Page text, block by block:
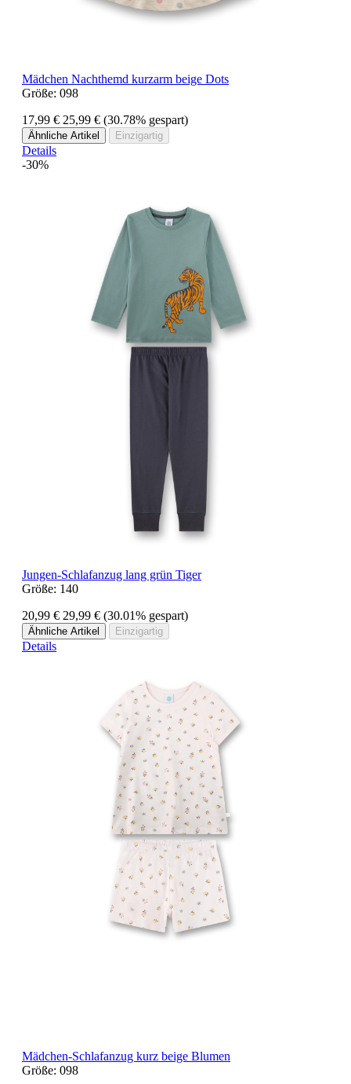
Mädchen Nachthemd kurzarm beige Dots
Größe: 098
17,99 € 25,99 € (30.78% gespart)
Ähnliche Artikel Einzigartig
Details
-30%
Jungen-Schlafanzug lang grün Tiger
Größe: 140
20,99 € 29,99 € (30.01% gespart)
Ähnliche Artikel Einzigartig
Details
Mädchen-Schlafanzug kurz beige Blumen
Größe: 098